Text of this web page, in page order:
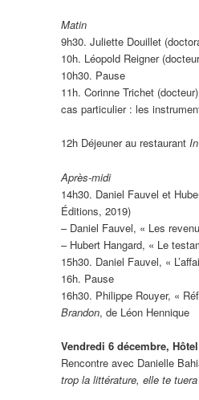
Matin
9h30. Juliette Douillet
10h. Léopold Reigner
10h30. Pause
11h. Corinne Trichet
cas particulier : les
12h Déjeuner au restaurant
Après-midi
14h30. Daniel Fauvel et
Éditions, 2019)
– Daniel Fauvel, « Les
– Hubert Hangard, « Le
15h30. Daniel Fauvel, «
16h. Pause
16h30. Philippe Rouyer, «
Brandon, de Léon Hennique
Vendredi 6 décembre,
Rencontre avec Danielle
trop la littérature, elle te tuera